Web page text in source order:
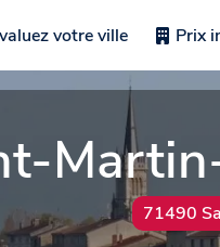
votre ville Prix
71490